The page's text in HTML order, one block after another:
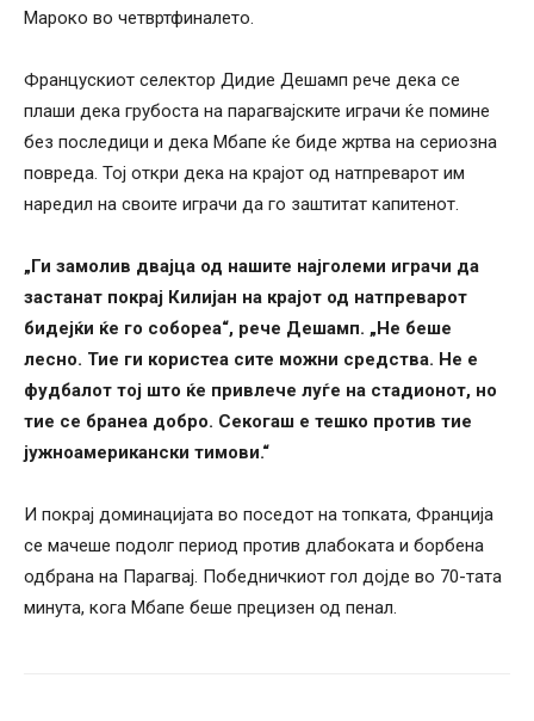
Мароко во четвртфиналето.
Францускиот селектор Дидие Дешамп рече дека се
плаши дека грубоста на парагвајските играчи ќе помине
без последици и дека Мбапе ќе биде жртва на сериозна
повреда. Тој откри дека на крајот од натпреварот им
наредил на своите играчи да го заштитат капитенот.
„Ги замолив двајца од нашите најголеми играчи да
застанат покрај Килијан на крајот од натпреварот
бидејќи ќе го собореа“, рече Дешамп. „Не беше
лесно. Тие ги користеа сите можни средства. Не е
фудбалот тој што ќе привлече луѓе на стадионот, но
тие се бранеа добро. Секогаш е тешко против тие
јужноамерикански тимови.“
И покрај доминацијата во поседот на топката, Франција
се мачеше подолг период против длабоката и борбена
одбрана на Парагвај. Победничкиот гол дојде во 70-тата
минута, кога Мбапе беше прецизен од пенал.